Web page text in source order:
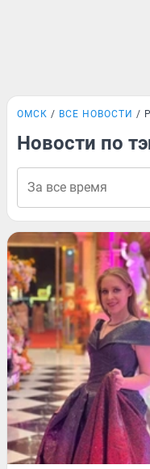
ОМСК ВСЕ НОВОСТИ
Новости по